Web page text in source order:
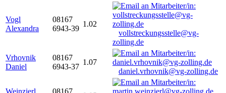
Vogl
Alexandra
08167
6943-39
1.02
vollstreckungsstelle@vg-
zolling.de
Vrhovnik
Daniel
08167
6943-37
1.07
daniel.vrhovnik@vg-zolling.de